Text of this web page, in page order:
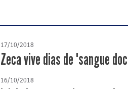
17/10/2018
Zeca vive dias de "sangue
16/10/2018